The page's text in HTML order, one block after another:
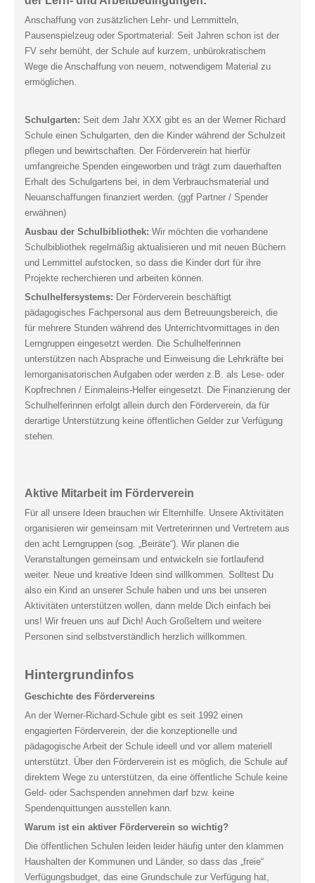
Anschaffung von zusätzlichen Lehr- und Lernmitteln,
Pausenspielzeug oder Sportmaterial: Seit Jahren schon ist der
FV sehr bemüht, der Schule auf kurzem, unbürokratischem
Wege die Anschaffung von neuem, notwendigem Material zu
ermöglichen.
Schulgarten: Seit dem Jahr XXX gibt es an der Werner Richard
Schule einen Schulgarten, den die Kinder während der Schulzeit
pflegen und bewirtschaften. Der Förderverein hat hierfür
umfangreiche Spenden eingeworben und trägt zum dauerhaften
Erhalt des Schulgartens bei, in dem Verbrauchsmaterial und
Neuanschaffungen finanziert werden. (ggf Partner / Spender
erwähnen)
Ausbau der Schulbibliothek: Wir möchten die vorhandene
Schulbibliothek regelmäßig aktualisieren und mit neuen Büchern
und Lernmittel aufstocken, so dass die Kinder dort für ihre
Projekte recherchieren und arbeiten können.
Schulhelfersystems: Der Förderverein beschäftigt
pädagogisches Fachpersonal aus dem Betreuungsbereich, die
für mehrere Stunden während des Unterrichtvormittages in den
Lerngruppen eingesetzt werden. Die Schulhelferinnen
unterstützen nach Absprache und Einweisung die Lehrkräfte bei
lernorganisatorischen Aufgaben oder werden z.B. als Lese- oder
Kopfrechnen / Einmaleins-Helfer eingesetzt. Die Finanzierung der
Schulhelferinnen erfolgt allein durch den Förderverein, da für
derartige Unterstützung keine öffentlichen Gelder zur Verfügung
stehen.
Aktive Mitarbeit im Förderverein
Für all unsere Ideen brauchen wir Elternhilfe. Unsere Aktivitäten
organisieren wir gemeinsam mit Vertreterinnen und Vertretern aus
den acht Lerngruppen (sog. „Beiräte“). Wir planen die
Veranstaltungen gemeinsam und entwickeln sie fortlaufend
weiter. Neue und kreative Ideen sind willkommen. Solltest Du
also ein Kind an unserer Schule haben und uns bei unseren
Aktivitäten unterstützen wollen, dann melde Dich einfach bei
uns! Wir freuen uns auf Dich! Auch Großeltern und weitere
Personen sind selbstverständlich herzlich willkommen.
Hintergrundinfos
Geschichte des Fördervereins
An der Werner-Richard-Schule gibt es seit 1992 einen
engagierten Förderverein, der die konzeptionelle und
pädagogische Arbeit der Schule ideell und vor allem materiell
unterstützt. Über den Förderverein ist es möglich, die Schule auf
direktem Wege zu unterstützen, da eine öffentliche Schule keine
Geld- oder Sachspenden annehmen darf bzw. keine
Spendenquittungen ausstellen kann.
Warum ist ein aktiver Förderverein so wichtig?
Die öffentlichen Schulen leiden leider häufig unter den klammen
Haushalten der Kommunen und Länder, so dass das „freie“
Verfügungsbudget, das eine Grundschule zur Verfügung hat,